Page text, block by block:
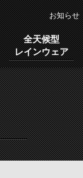
お知らせ
全天候型
レインウェア